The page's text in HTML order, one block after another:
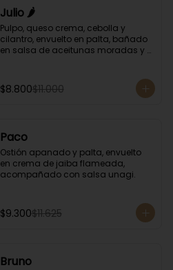
Julio 🌶️
Pulpo, queso crema, cebolla y
cilantro, envuelto en palta, bañado
en salsa de aceitunas moradas y
$8.800$11.000
Paco
Ostión apanado y palta, envuelto
en crema de jaiba flameada,
acompañado con salsa unagi.
$9.300$11.625
Bruno